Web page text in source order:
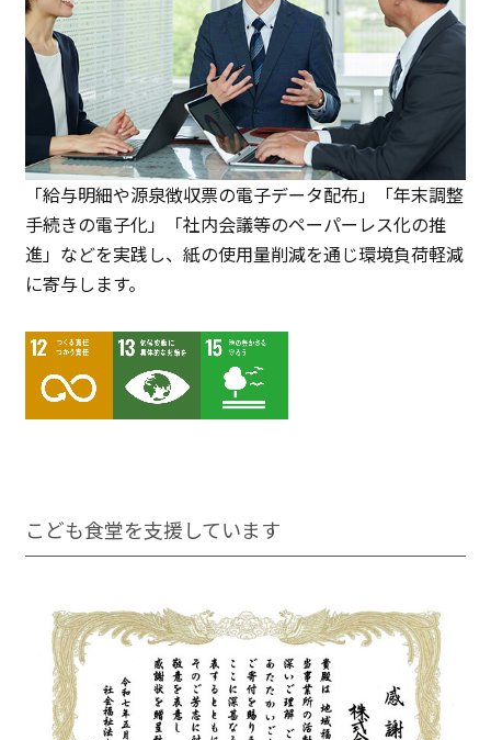
「給与明細や源泉徴収票の電⼦データ配布」「年末調整
⼿続きの電⼦化」「社内会議等のペーパーレス化の推
進」などを実践し、紙の使⽤量削減を通じ環境負荷軽減
に寄与します。
こども⾷堂を⽀援しています